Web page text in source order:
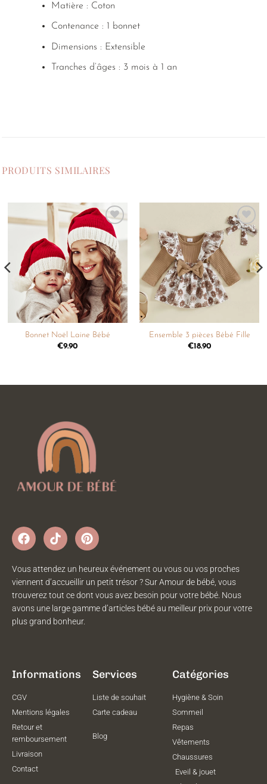
Matière : Coton
Contenance : 1 bonnet
Dimensions : Extensible
Tranches d’âges : 3 mois à 1 an
PRODUITS SIMILAIRES
Ajouter
à la
liste de
souhaits
Bonnet Noël Laine Bébé
€9.90
Ajouter
à la
souhaits
Ensemble 3 pièces Bébé Fille
€18.90
Vous attendez un heureux événement ou vous ou vos proches
viennent d’accueillir un petit trésor ? Sur Amour de bébé, vous
trouverez tout ce dont vous avez besoin pour votre bébé. Nous
avons une large gamme d’articles bébé au meilleur prix pour votre
plus grand bonheur.
Informations
CGV
Mentions légales
Retour et
remboursement
Livraison
Contact
Services
Liste de souhait
Carte cadeau
Blog
Catégories
Hygiène & Soin
Sommeil
Repas
Vêtements
Chaussures
Eveil & jouet